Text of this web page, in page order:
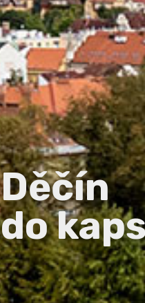
Děčín
do